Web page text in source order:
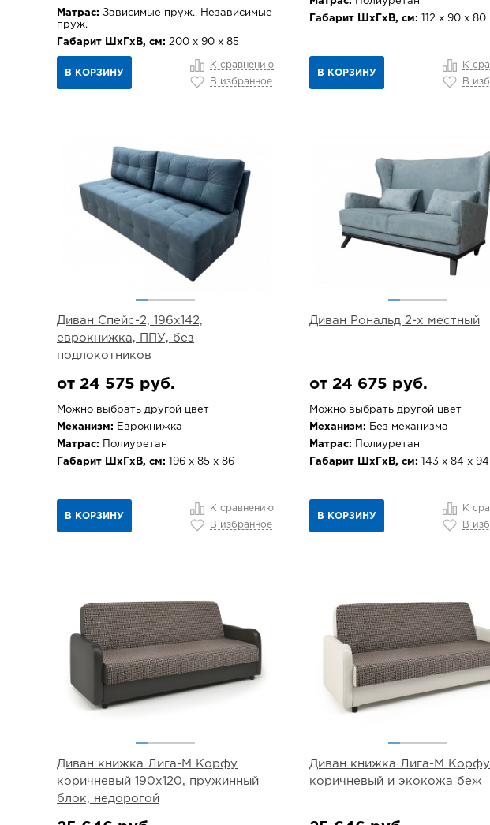
Матрас: Зависимые пруж., Независимые
пруж.
Габарит ШхГхВ, см: 200 х 90 х 85
В КОРЗИНУ
К сравнению
В избранное
Габарит ШхГхВ, см: 112 х 90 х 80
В КОРЗИНУ
К
В
Диван Спейс-2, 196х142,
еврокнижка, ППУ, без
подлокотников
от 24 575 руб.
Можно выбрать другой цвет
Механизм: Еврокнижка
Матрас: Полиуретан
Габарит ШхГхВ, см: 196 х 85 х 86
В КОРЗИНУ
К сравнению
В избранное
Диван Рональд 2-х местный
от 24 675 руб.
Можно выбрать другой цвет
Механизм: Без механизма
Матрас: Полиуретан
Габарит ШхГхВ, см: 143 х 84 х 94
В КОРЗИНУ
К
В
Диван книжка Лига-М Корфу
коричневый 190х120, пружинный
блок, недорогой
Диван книжка Лига-М Корфу
коричневый и экокожа беж